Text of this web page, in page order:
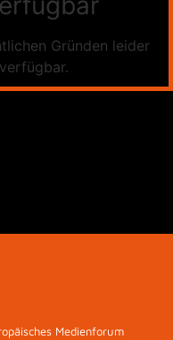
Gründen leider
Medienforum